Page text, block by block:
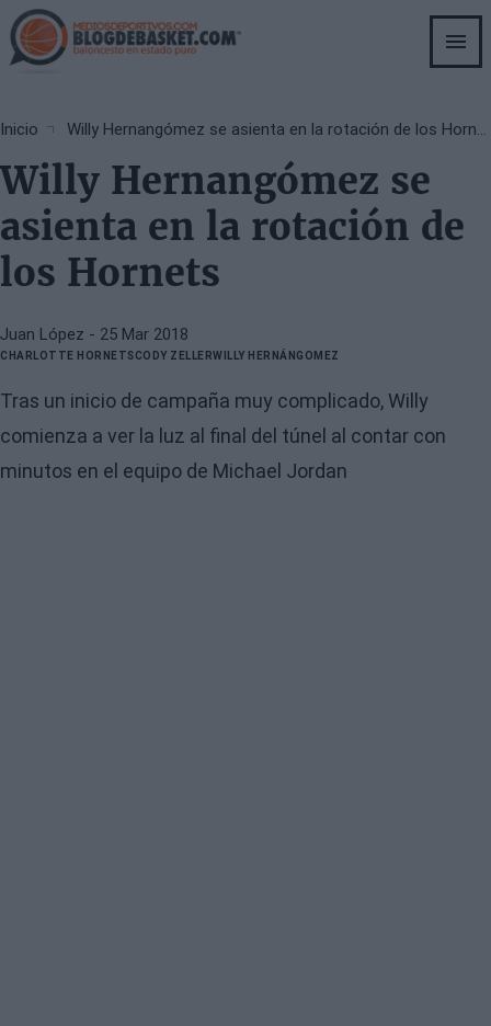
Skip
to
main
Breadcrumb
Inicio Willy Hernangómez se asienta en la rotación de los Hornets
Willy Hernangómez se
asienta en la rotación de
los Hornets
Juan López - 25 Mar 2018
CHARLOTTE HORNETSCODY ZELLERWILLY HERNÁNGOMEZ
Tras un inicio de campaña muy complicado, Willy
comienza a ver la luz al final del túnel al contar con
minutos en el equipo de Michael Jordan